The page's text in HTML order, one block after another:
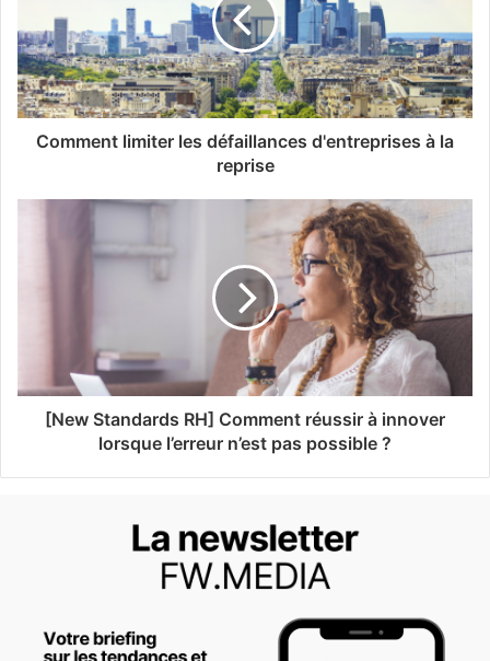
Comment limiter les défaillances d'entreprises à la
reprise
[New Standards RH] Comment réussir à innover
lorsque l’erreur n’est pas possible ?